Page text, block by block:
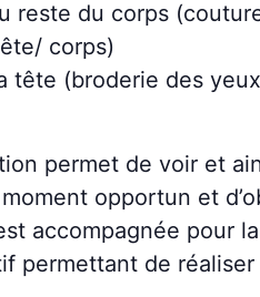
reste du corps
corps)
tête (broderie des
permet de voir et
opportun et
accompagnée pour
permettant de réaliser